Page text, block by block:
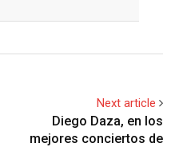
Next article
Diego Daza, en los
mejores conciertos de